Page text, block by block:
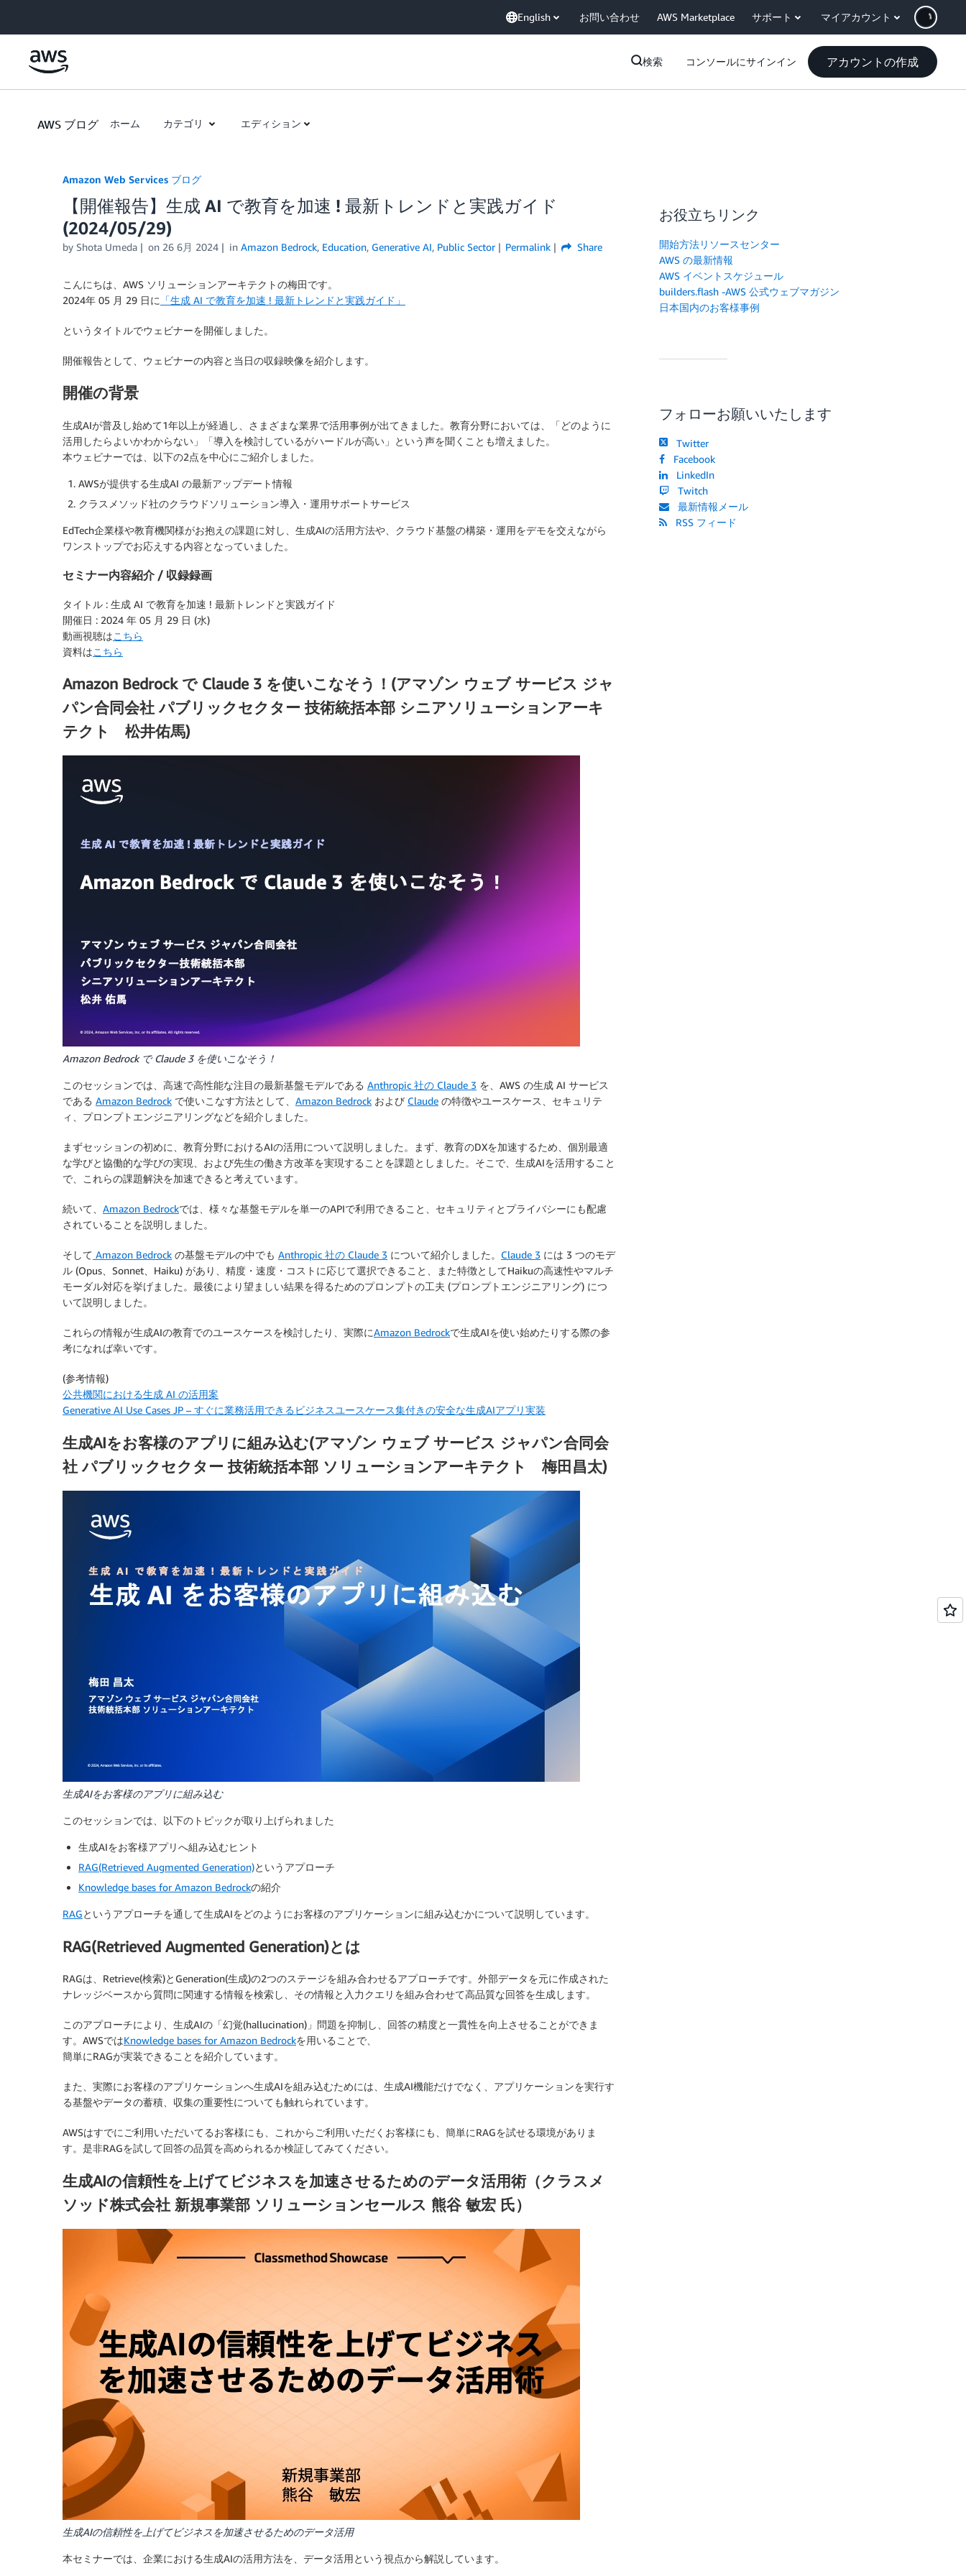
English お問い合わせ AWS Marketplace サポート マイアカウント
検索 コンソールにサインイン アカウントの作成
AWS ブログ ホーム カテゴリ エディション
Amazon Web Services ブログ
【開催報告】生成 AI で教育を加速 ! 最新トレンドと実践ガイド
(2024/05/29)
by Shota Umeda on 26 6月 2024 in Amazon Bedrock, Education, Generative AI, Public Sector Permalink Share
こんにちは、AWS ソリューションアーキテクトの梅田です。
2024年 05 月 29 日に 「生成 AI で教育を加速 ! 最新トレンドと実践ガイド」
というタイトルでウェビナーを開催しました。
開催報告として、ウェビナーの内容と当日の収録映像を紹介します。
開催の背景
生成AIが普及し始めて1年以上が経過し、さまざまな業界で活用事例が出てきました。教育分野においては、「どのように
活用したらよいかわからない」「導入を検討しているがハードルが高い」という声を聞くことも増えました。
本ウェビナーでは、以下の2点を中心にご紹介しました。
AWSが提供する生成AI の最新アップデート情報
クラスメソッド社のクラウドソリューション導入・運用サポートサービス
EdTech企業様や教育機関様がお抱えの課題に対し、生成AIの活用方法や、クラウド基盤の構築・運用をデモを交えながら
ワンストップでお応えする内容となっていました。
セミナー内容紹介 / 収録録画
タイトル : 生成 AI で教育を加速 ! 最新トレンドと実践ガイド
開催日 : 2024 年 05 月 29 日 (水)
動画視聴はこちら
資料はこちら
Amazon Bedrock で Claude 3 を使いこなそう！(アマゾン ウェブ サービス ジャ
パン合同会社 パブリックセクター 技術統括本部 シニアソリューションアーキ
テクト 松井佑馬)
Amazon Bedrock で Claude 3 を使いこなそう！
このセッションでは、高速で高性能な注目の最新基盤モデルである Anthropic 社の Claude 3 を、AWS の生成 AI サービス
である Amazon Bedrock で使いこなす方法として、 Amazon Bedrock および Claude の特徴やユースケース、セキュリテ
ィ、プロンプトエンジニアリングなどを紹介しました。
まずセッションの初めに、教育分野におけるAIの活用について説明しました。まず、教育のDXを加速するため、個別最適
な学びと協働的な学びの実現、および先生の働き方改革を実現することを課題としました。そこで、生成AIを活用すること
で、これらの課題解決を加速できると考えています。
続いて、 Amazon Bedrockでは、様々な基盤モデルを単一のAPIで利用できること、セキュリティとプライバシーにも配慮
されていることを説明しました。
そして Amazon Bedrock の基盤モデルの中でも Anthropic 社の Claude 3 について紹介しました。 Claude 3 には 3 つのモデ
ル (Opus、Sonnet、Haiku) があり、精度・速度・コストに応じて選択できること、また特徴としてHaikuの高速性やマルチ
モーダル対応を挙げました。最後により望ましい結果を得るためのプロンプトの工夫 (プロンプトエンジニアリング) につ
いて説明しました。
これらの情報が生成AIの教育でのユースケースを検討したり、実際にAmazon Bedrockで生成AIを使い始めたりする際の参
考になれば幸いです。
(参考情報)
公共機関における生成 AI の活用案
Generative AI Use Cases JP – すぐに業務活用できるビジネスユースケース集付きの安全な生成AIアプリ実装
生成AIをお客様のアプリに組み込む(アマゾン ウェブ サービス ジャパン合同会
社 パブリックセクター 技術統括本部 ソリューションアーキテクト 梅田昌太)
生成AIをお客様のアプリに組み込む
このセッションでは、以下のトピックが取り上げられました
生成AIをお客様アプリへ組み込むヒント
RAG(Retrieved Augmented Generation)というアプローチ
Knowledge bases for Amazon Bedrockの紹介
RAGというアプローチを通して生成AIをどのようにお客様のアプリケーションに組み込むかについて説明しています。
RAG(Retrieved Augmented Generation)とは
RAGは、Retrieve(検索)とGeneration(生成)の2つのステージを組み合わせるアプローチです。外部データを元に作成された
ナレッジベースから質問に関連する情報を検索し、その情報と入力クエリを組み合わせて高品質な回答を生成します。
このアプローチにより、生成AIの「幻覚(hallucination)」問題を抑制し、回答の精度と一貫性を向上させることができま
す。AWSではKnowledge bases for Amazon Bedrockを用いることで、
簡単にRAGが実装できることを紹介しています。
また、実際にお客様のアプリケーションへ生成AIを組み込むためには、生成AI機能だけでなく、アプリケーションを実行す
る基盤やデータの蓄積、収集の重要性についても触れられています。
AWSはすでにご利用いただいてるお客様にも、これからご利用いただくお客様にも、簡単にRAGを試せる環境がありま
す。是非RAGを試して回答の品質を高められるか検証してみてください。
生成AIの信頼性を上げてビジネスを加速させるためのデータ活用術（クラスメ
ソッド株式会社 新規事業部 ソリューションセールス 熊谷 敏宏 氏）
生成AIの信頼性を上げてビジネスを加速させるためのデータ活用
本セミナーでは、企業における生成AIの活用方法を、データ活用という視点から解説しています。
お役立ちリンク
開始方法リソースセンター
AWS の最新情報
AWS イベントスケジュール
builders.flash -AWS 公式ウェブマガジン
日本国内のお客様事例
フォローお願いいたします
Twitter
Facebook
LinkedIn
Twitch
最新情報メール
RSS フィード